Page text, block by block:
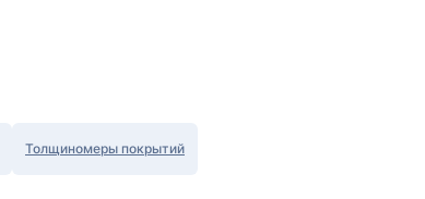
Толщиномеры покрытий